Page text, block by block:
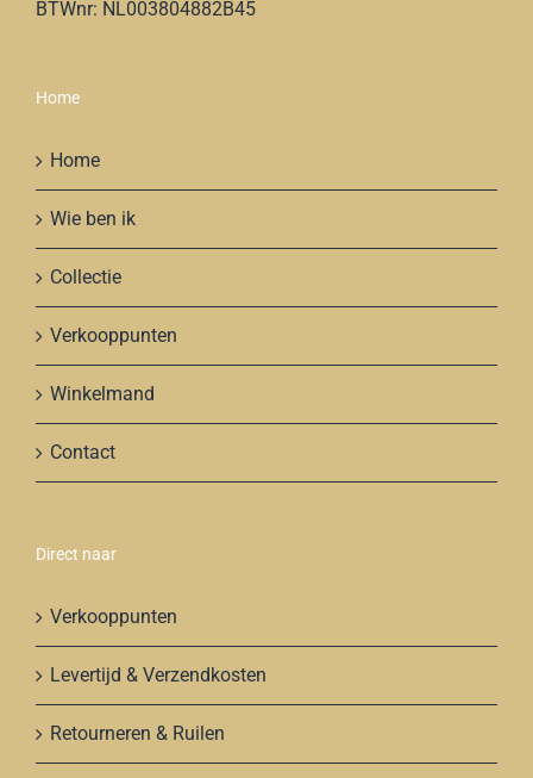
BTWnr: NL003804882B45
Home
Home
Wie ben ik
Collectie
Verkooppunten
Winkelmand
Contact
Direct naar
Verkooppunten
Levertijd & Verzendkosten
Retourneren & Ruilen